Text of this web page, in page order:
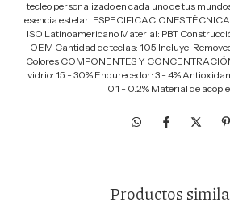
tecleo personalizado en cada uno de tus
esencia estelar! ESPECIFICACIONES
ISO Latinoamericano Material: PBT
OEM Cantidad de teclas: 105 Incluye:
Colores COMPONENTES Y
vidrio: 15 - 30% Endurecedor: 3 - 4%
0.1 - 0.2% Material de
Productos